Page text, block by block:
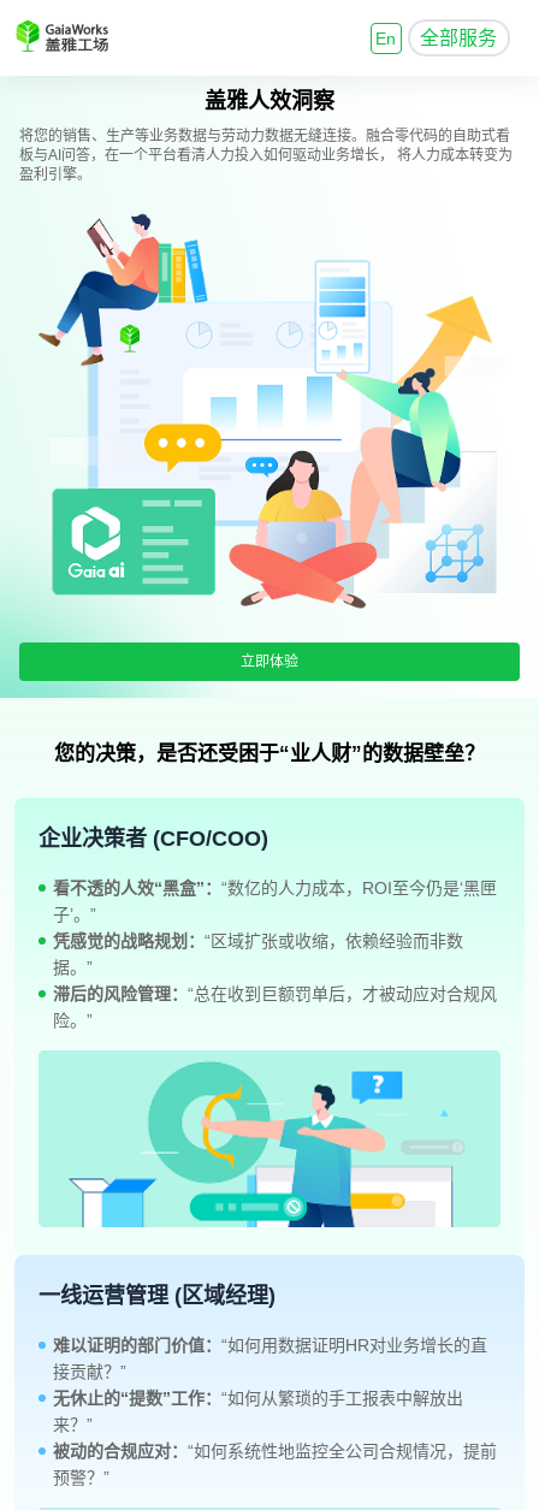
En 全部服务
盖雅人效洞察
将您的销售、生产等业务数据与劳动力数据无缝连接。融合零代码的自助式看
板与AI问答，在一个平台看清人力投入如何驱动业务增长， 将人力成本转变为
盈利引擎。
立即体验
您的决策，是否还受困于“业人财”的数据壁垒？
企业决策者 (CFO/COO)
看不透的人效“黑盒”： “数亿的人力成本，ROI至今仍是‘黑匣
子’。”
凭感觉的战略规划： “区域扩张或收缩，依赖经验而非数
据。”
滞后的风险管理： “总在收到巨额罚单后，才被动应对合规风
险。”
一线运营管理 (区域经理)
难以证明的部门价值： “如何用数据证明HR对业务增长的直
接贡献？”
无休止的“提数”工作： “如何从繁琐的手工报表中解放出
来？”
被动的合规应对： “如何系统性地监控全公司合规情况，提前
预警？”